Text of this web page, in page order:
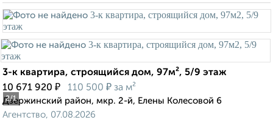
2/1
3-к квартира, строящийся дом, 97м², 5/9 этаж
10 671 920 ₽ 110 500 ₽ за м²
Дзержинский район, мкр. 2-й, Елены Колесовой 6
Агентство, 07.08.2026